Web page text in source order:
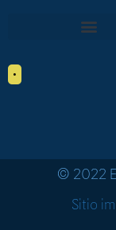
•
© 2022
Sitio